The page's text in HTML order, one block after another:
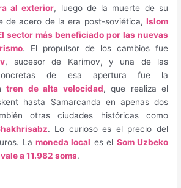
al exterior, luego de la muerte de su
de acero de la era post-soviética, Islom
sector más beneficiado por las nuevas
. El propulsor de los cambios fue
, sucesor de Karimov, y una de las
concretas de esa apertura fue la
tren de alta velocidad, que realiza el
hasta Samarcanda en apenas dos
otras ciudades históricas como
. Lo curioso es el precio del
La moneda local es el Som Uzbeko
a 11.982 soms.